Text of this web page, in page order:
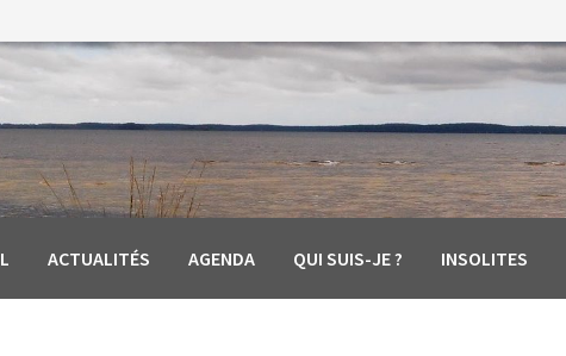
ACTUALITÉS AGENDA QUI SUIS-JE ? INSOLITES